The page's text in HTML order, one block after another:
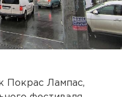
Покрас Лампас,